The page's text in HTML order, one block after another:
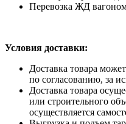
Перевозка ЖД
Условия доставки:
Доставка товара
по согласованию, за
Доставка товара
или строительного
осуществляется